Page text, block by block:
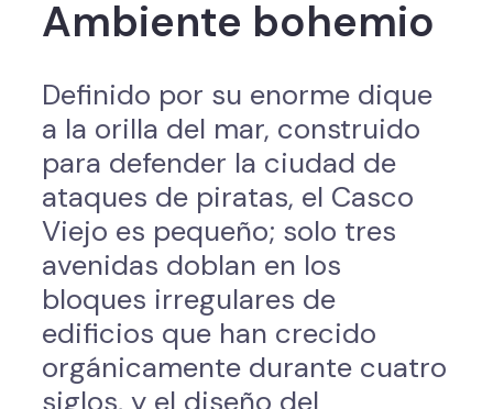
Ambiente bohemio
Definido por su enorme dique
a la orilla del mar, construido
para defender la ciudad de
ataques de piratas, el Casco
Viejo es pequeño; solo tres
avenidas doblan en los
bloques irregulares de
edificios que han crecido
orgánicamente durante cuatro